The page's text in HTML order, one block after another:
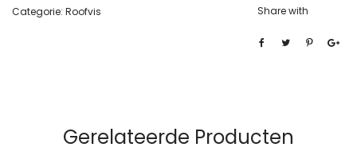
Categorie: Roofvis Share with
Gerelateerde Producten